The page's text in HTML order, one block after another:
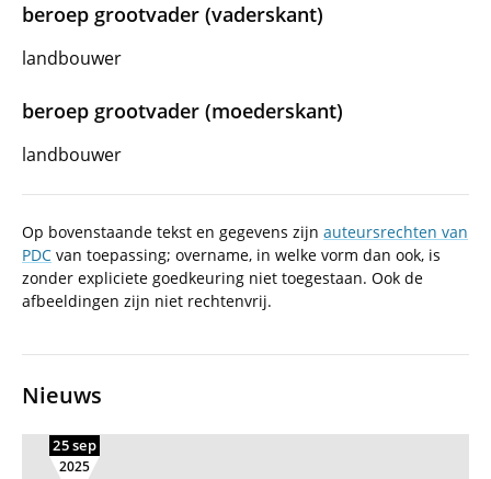
beroep grootvader (vaderskant)
landbouwer
beroep grootvader (moederskant)
landbouwer
Op bovenstaande tekst en gegevens zijn auteursrechten van
PDC van toepassing; overname, in welke vorm dan ook, is
zonder expliciete goedkeuring niet toegestaan. Ook de
afbeeldingen zijn niet rechtenvrij.
Nieuws
25 sep
2025